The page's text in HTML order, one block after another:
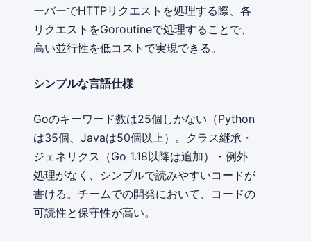
ーバーでHTTPリクエストを処理する際、各
リクエストをGoroutineで処理することで、
高い並行性を低コストで実現できる。
シンプルな言語仕様
Goのキーワード数は25個しかない（Python
は35個、Javaは50個以上）。クラス継承・
ジェネリクス（Go 1.18以降は追加）・例外
処理がなく、シンプルで読みやすいコードが
書ける。チームでの開発において、コードの
可読性と保守性が高い。